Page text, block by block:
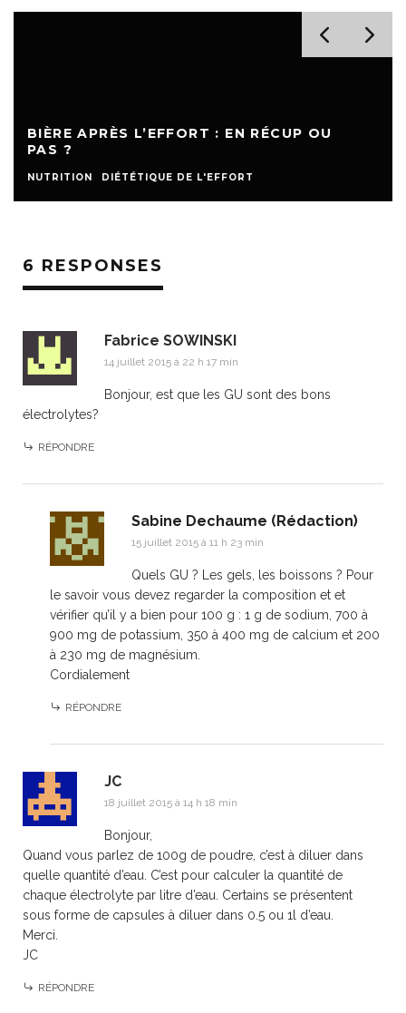
BIÈRE APRÈS L’EFFORT : EN RÉCUP OU
PAS ?
NUTRITION DIÉTÉTIQUE DE L'EFFORT
6 RESPONSES
Fabrice SOWINSKI
14 juillet 2015 à 22 h 17 min
Bonjour, est que les GU sont des bons
électrolytes?
RÉPONDRE
Sabine Dechaume (Rédaction)
15 juillet 2015 à 11 h 23 min
Quels GU ? Les gels, les boissons ? Pour
le savoir vous devez regarder la composition et et
vérifier qu’il y a bien pour 100 g : 1 g de sodium, 700 à
900 mg de potassium, 350 à 400 mg de calcium et 200
à 230 mg de magnésium.
Cordialement
RÉPONDRE
JC
18 juillet 2015 à 14 h 18 min
Bonjour,
Quand vous parlez de 100g de poudre, c’est à diluer dans
quelle quantité d’eau. C’est pour calculer la quantité de
chaque électrolyte par litre d’eau. Certains se présentent
sous forme de capsules à diluer dans 0.5 ou 1l d’eau.
Merci.
JC
RÉPONDRE